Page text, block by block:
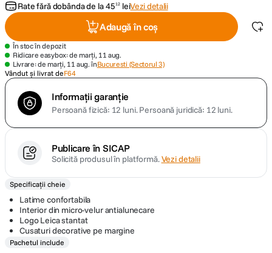
card memorie
8. dji mic mini
9. dji osmo
10. insta 360
Rate fără dobânda de la4512 leiVezi detalii
Adaugă în coș
În stoc în depozit
Ridicare easybox: de marți, 11 aug.
Livrare: de marți, 11 aug. înBucuresti (Sectorul 3)
Vândut și livrat deF64
Informații garanție
Persoană fizică: 12 luni.Persoană juridică: 12 luni.
Publicare în SICAP
Solicită produsul în platformă.Vezi detalii
Specificații cheie
Latime confortabila
Interior din micro-velur antialunecare
Logo Leica stantat
Cusaturi decorative pe margine
Pachetul include